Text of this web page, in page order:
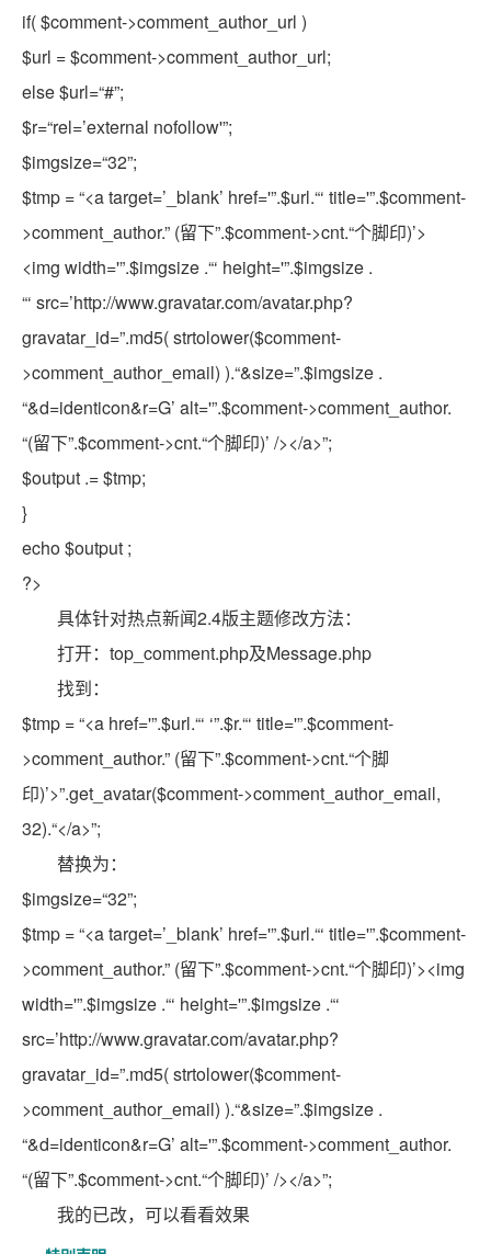
if($comment->comment_author_url )
$url =$comment->comment_author_url;
else$url=“#”;
$r=“rel=’external nofollow'”;
$imgsize=“32”;
$tmp =“<a target=’_blank’ href='”.$url.“‘ title='”.$comment-
>comment_author.” (留下”.$comment->cnt.“个脚印)’>
<img width='”.$imgsize .“‘ height='”.$imgsize .
“‘ src=’http://www.gravatar.com/avatar.php?
gravatar_id=”.md5(strtolower($comment-
>comment_author_email) ).“&size=”.$imgsize .
“&d=identicon&r=G’ alt='”.$comment->comment_author.
“(留下”.$comment->cnt.“个脚印)’ /></a>”;
$output .=$tmp;
}
echo$output ;
?>
具体针对热点新闻2.4版主题修改方法：
打开：top_comment.php及Message.php
找到：
$tmp =“<a href='”.$url.“‘ ‘”.$r.“‘ title='”.$comment-
>comment_author.” (留下”.$comment->cnt.“个脚
印)’>”.get_avatar($comment->comment_author_email,
32).“</a>”;
替换为：
$imgsize=“32”;
$tmp =“<a target=’_blank’ href='”.$url.“‘ title='”.$comment-
>comment_author.” (留下”.$comment->cnt.“个脚印)’><img
width='”.$imgsize .“‘ height='”.$imgsize .“‘
src=’http://www.gravatar.com/avatar.php?
gravatar_id=”.md5(strtolower($comment-
>comment_author_email) ).“&size=”.$imgsize .
“&d=identicon&r=G’ alt='”.$comment->comment_author.
“(留下”.$comment->cnt.“个脚印)’ /></a>”;
我的已改，可以看看效果